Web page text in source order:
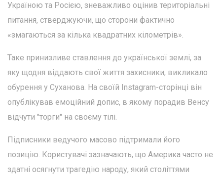
Україною та Росією, зневажливо оцінив територіальні
питання, стверджуючи, що сторони фактично
«змагаються за кілька квадратних кілометрів».
Таке принизливе ставлення до української землі, за
яку щодня віддають свої життя захисники, викликало
обурення у Суханова. На своїй Instagram-сторінці він
опублікував емоційний допис, в якому порадив Венсу
відчути "торги" на своєму тілі.
Підписники ведучого масово підтримали його
позицію. Користувачі зазначають, що Америка часто не
здатні осягнути трагедію народу, який століттями